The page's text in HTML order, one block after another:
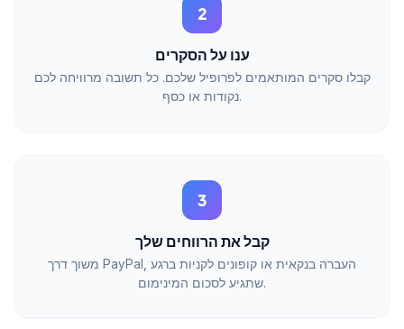
2
ענו על הסקרים
קבלו סקרים המותאמים לפרופיל שלכם. כל תשובה מרוויחה לכם
נקודות או כסף.
3
קבל את הרווחים שלך
משוך דרך PayPal, העברה בנקאית או קופונים לקניות ברגע
שתגיע לסכום המינימום.